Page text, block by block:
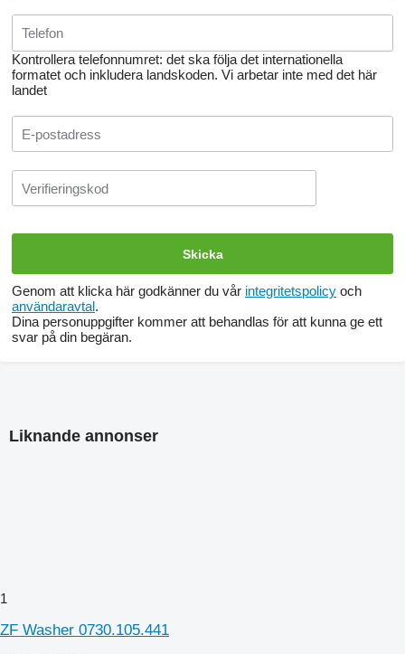
Kontrollera telefonnumret: det ska följa det internationella
formatet och inkludera landskoden. Vi arbetar inte med det här
landet
Genom att klicka här godkänner du vår integritetspolicy och
användaravtal.
Dina personuppgifter kommer att behandlas för att kunna ge ett
svar på din begäran.
Liknande annonser
1
ZF Washer 0730.105.441